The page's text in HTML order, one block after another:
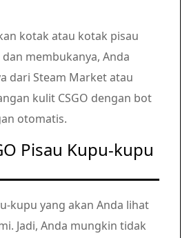
kotak atau kotak pisau
membukanya, Anda
dari Steam Market atau
kulit CSGO dengan bot
otomatis.
Pisau Kupu-kupu
kupu yang akan Anda lihat
Jadi, Anda mungkin tidak